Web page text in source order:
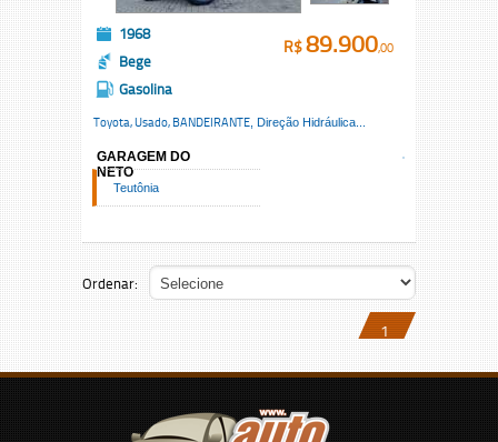
1968
Bege
Gasolina
Toyota, Usado, BANDEIRANTE , Direção Hidráulica...
R$89.900,00
GARAGEM DO
NETO
Teutônia
Ordenar:
1